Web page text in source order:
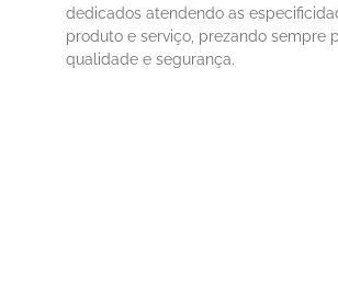
dedicados atendendo as
produto e serviço, prezando sempre
qualidade e segurança.